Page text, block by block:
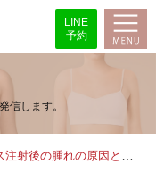
LINE
予約
の腫れの原因と効果的な対処法